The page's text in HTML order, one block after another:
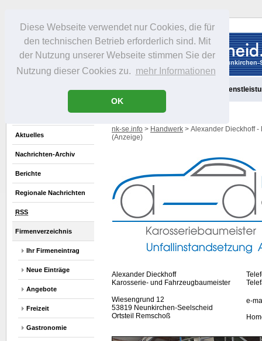
Diese Webseite verwendet nur Cookies, die für
den technischen Betrieb erforderlich sind. Mit
der Nutzung unserer Webseite stimmen Sie der
Nutzung dieser Cookies zu. mehr Informationen
OK
Portrait Freizeit Gastronomie
Aktuelles
Nachrichten-Archiv
Berichte
Regionale Nachrichten
RSS
Firmenverzeichnis
Ihr Firmeneintrag
Neue Einträge
Angebote
Freizeit
Gastronomie
nk-se.info > Handwerk > Alexander Dieckhoff
(Anzeige)
Alexander Dieckhoff
Karosserie- und Fahrzeugbaumeister
Wiesengrund 12
53819 Neunkirchen-Seelscheid
Ortsteil Remschoß
e-